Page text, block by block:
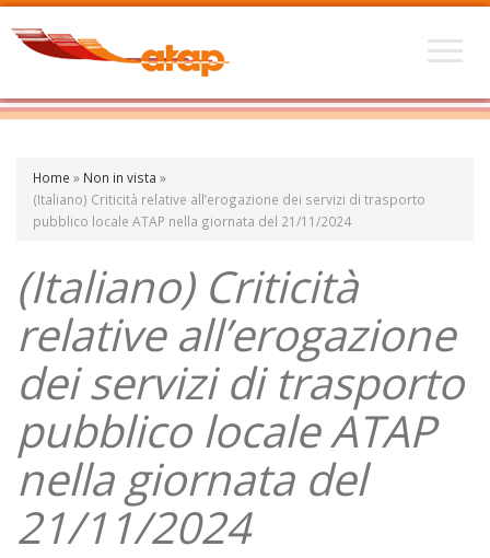
Home » Non in vista »
(Italiano) Criticità relative all’erogazione dei servizi di trasporto
pubblico locale ATAP nella giornata del 21/11/2024
(Italiano) Criticità
relative all’erogazione
dei servizi di trasporto
pubblico locale ATAP
nella giornata del
21/11/2024